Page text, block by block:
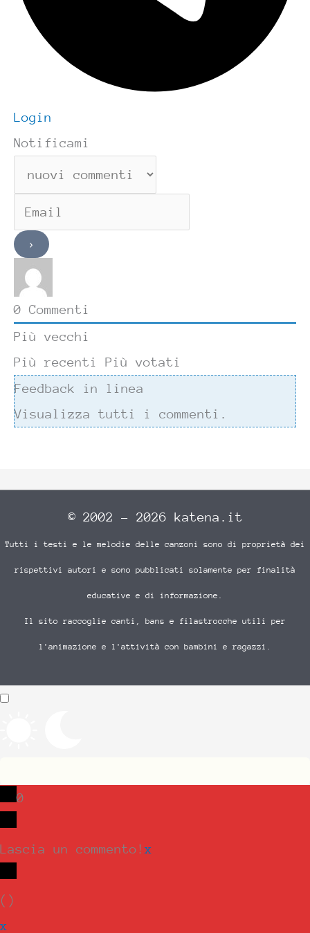
Login
Notificami
0 Commenti
Più vecchi
Più recenti
Più votati
Feedback in linea
Visualizza tutti i commenti.
© 2002 - 2026 katena.it
Tutti i testi e le melodie delle canzoni sono di proprietà dei
rispettivi autori e sono pubblicati solamente per finalità
educative e di informazione.
Il sito raccoglie canti, bans e filastrocche utili per
l'animazione e l'attività con bambini e ragazzi.
0
Lascia un commento! x
( )
x